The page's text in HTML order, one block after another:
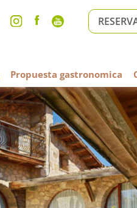
Propuesta gastronomica